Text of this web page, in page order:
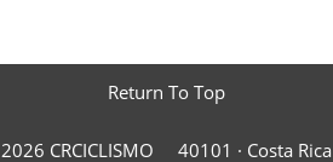
Return To Top
2026 CRCICLISMO 40101 · Costa Rica